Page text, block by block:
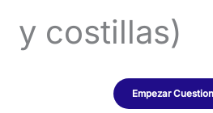
y costillas)